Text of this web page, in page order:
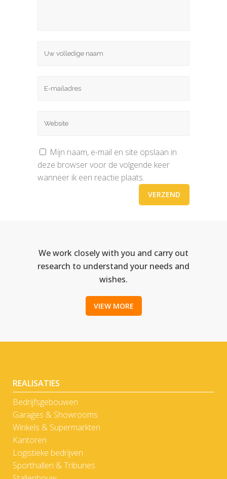
Mijn naam, e-mail en site opslaan in
deze browser voor de volgende keer
wanneer ik een reactie plaats.
We work closely with you and carry out
research to understand your needs and
wishes.
VIEW MORE
REALISATIES
Bedrijfsgebouwen
Garages & Showrooms
Winkels & Supermarkten
Kantoren
Logistieke bedrijven
Sporthallen & Tribunes